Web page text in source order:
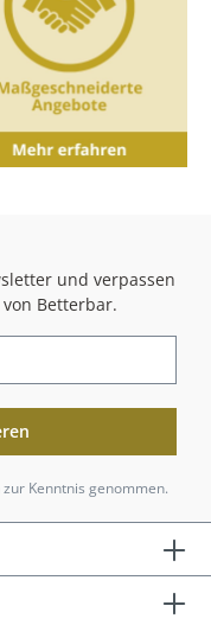
und verpassen
Betterbar.
zur Kenntnis genommen.